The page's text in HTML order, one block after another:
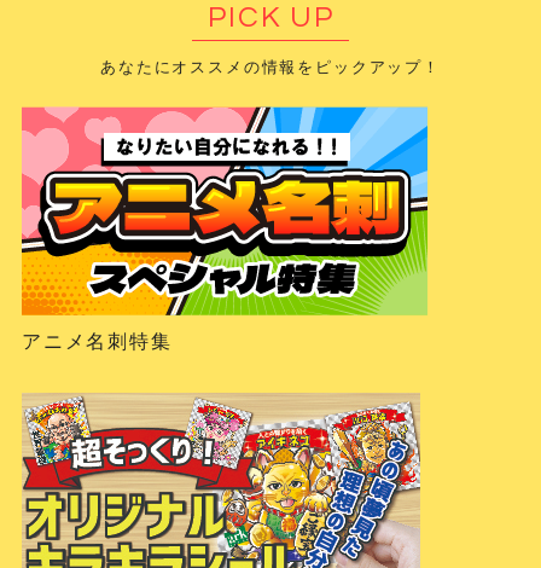
PICK UP
あなたにオススメの情報をピックアップ！
アニメ名刺特集